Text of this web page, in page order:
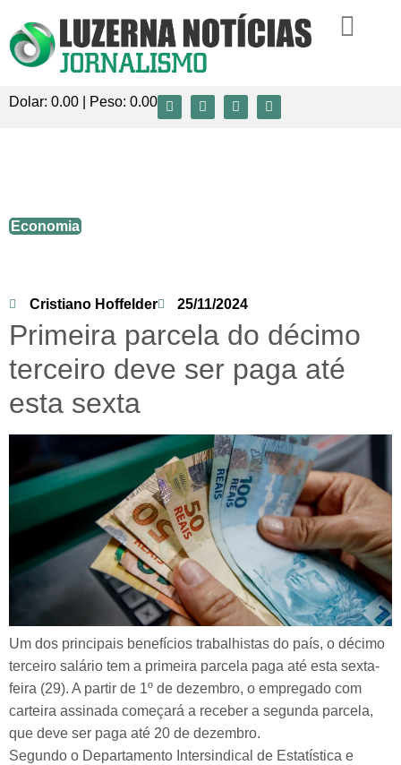
Dolar: 0.00 | Peso: 0.00
Economia
Cristiano Hoffelder 25/11/2024
Primeira parcela do décimo
terceiro deve ser paga até
esta sexta
Um dos principais benefícios trabalhistas do país, o décimo
terceiro salário tem a primeira parcela paga até esta sexta-
feira (29). A partir de 1º de dezembro, o empregado com
carteira assinada começará a receber a segunda parcela,
que deve ser paga até 20 de dezembro.
Segundo o Departamento Intersindical de Estatística e